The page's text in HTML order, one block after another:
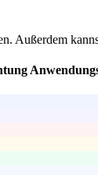
Außerdem